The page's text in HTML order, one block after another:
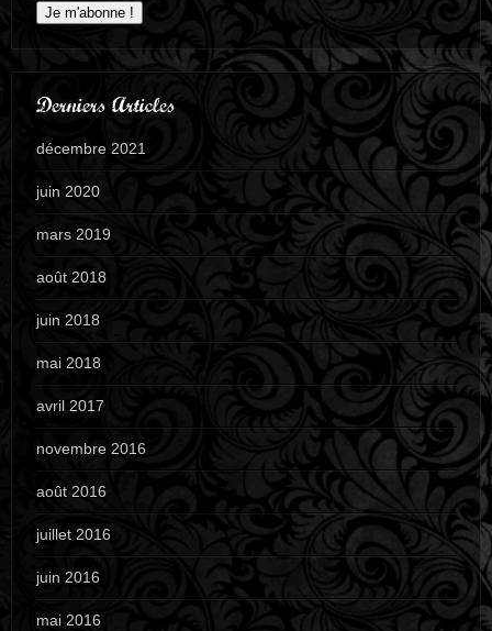
Derniers Articles
décembre 2021
juin 2020
mars 2019
août 2018
juin 2018
mai 2018
avril 2017
novembre 2016
août 2016
juillet 2016
juin 2016
mai 2016